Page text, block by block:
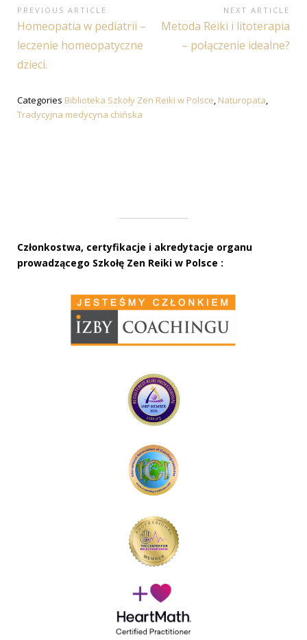
Nawigacja
wpisu
PREVIOUS ARTICLE
Previous
Article:
Homeopatia w pediatrii –
leczenie homeopatyczne
dzieci.
NEXT ARTICLE
Next
Article:
Metoda Reiki i litoterapia
– połączenie idealne?
Categories Biblioteka Szkoły Zen Reiki w Polsce, Naturopata,
Tradycyjna medycyna chińska
Członkostwa, certyfikacje i akredytacje organu
prowadzącego Szkołę Zen Reiki w Polsce :